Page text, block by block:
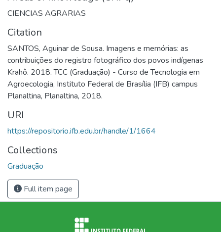
CIENCIAS AGRARIAS
Citation
SANTOS, Aguinar de Sousa. Imagens e memórias: as
contribuições do registro fotográfico dos povos indígenas
Krahô. 2018. TCC (Graduação) - Curso de Tecnologia em
Agroecologia, Instituto Federal de Brasília (IFB) campus
Planaltina, Planaltina, 2018.
URI
https://repositorio.ifb.edu.br/handle/1/1664
Collections
Graduação
Full item page